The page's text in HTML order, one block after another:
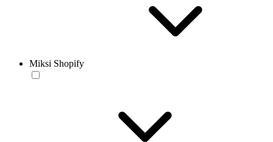
Miksi Shopify